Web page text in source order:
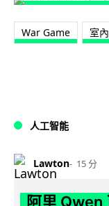
War Game 室內
人工智能
Lawton 15 分
阿里 Qwen